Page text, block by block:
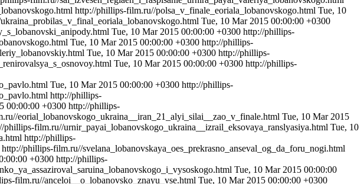
http://phillips-film.ru//polsa_v_finale_eoriala_lobanovskogo.html Tue, 10
Tue, 10 Mar 2015 00:00:00 +0300
Tue, 10 Mar 2015 00:00:00 +0300 http://phillips-
Tue, 10 Mar 2015 00:00:00 +0300 http://phillips-
Tue, 10 Mar 2015 00:00:00 +0300 http://phillips-
Tue, 10 Mar 2015 00:00:00 +0300 http://phillips-
Tue, 10 Mar 2015 00:00:00 +0300 http://phillips-
http://phillips-
00:00:00 +0300 http://phillips-
eorial_lobanovskogo_ukraina__iran_21_alyi_silai__zao_v_finale.html Tue, 10 Mar 2015
phillips-film.ru//urnir_payai_lobanovskogo_ukraina__izrail_eksovaya_ranslyasiya.html Tue, 10
http://phillips-
http://phillips-film.ru//svelana_lobanovskaya_oes_prekrasno_anseval_og_da_foru_nogi.html
+0300 http://phillips-
Tue, 10 Mar 2015 00:00:00
film.ru//anceloi__o_lobanovsko_znayu_vse.html Tue, 10 Mar 2015 00:00:00 +0300